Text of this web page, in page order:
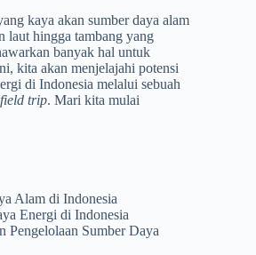
kaya akan sumber daya alam
laut hingga tambang yang
banyak hal untuk
kita akan menjelajahi potensi
di Indonesia melalui sebuah
field trip. Mari kita mulai
Alam di Indonesia
Energi di Indonesia
Pengelolaan Sumber Daya